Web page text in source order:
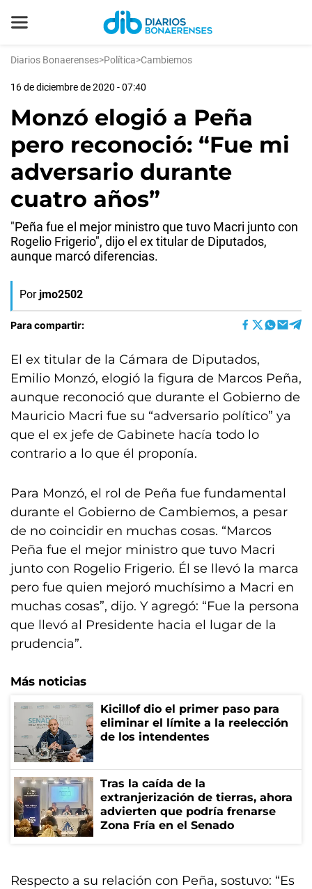
Diarios Bonaerenses>Política>Cambiemos
16 de diciembre de 2020 - 07:40
Monzó elogió a Peña
pero reconoció: “Fue mi
adversario durante
cuatro años”
"Peña fue el mejor ministro que tuvo Macri junto con
Rogelio Frigerio", dijo el ex titular de Diputados,
aunque marcó diferencias.
Por jmo2502
Para compartir:
El ex titular de la Cámara de Diputados,
Emilio Monzó, elogió la figura de Marcos Peña,
aunque reconoció que durante el Gobierno de
Mauricio Macri fue su “adversario político” ya
que el ex jefe de Gabinete hacía todo lo
contrario a lo que él proponía.
Para Monzó, el rol de Peña fue fundamental
durante el Gobierno de Cambiemos, a pesar
de no coincidir en muchas cosas. “Marcos
Peña fue el mejor ministro que tuvo Macri
junto con Rogelio Frigerio. Él se llevó la marca
pero fue quien mejoró muchísimo a Macri en
muchas cosas”, dijo. Y agregó: “Fue la persona
que llevó al Presidente hacia el lugar de la
prudencia”.
Más noticias
Kicillof dio el primer paso para
eliminar el límite a la reelección
de los intendentes
Tras la caída de la
extranjerización de tierras, ahora
advierten que podría frenarse
Zona Fría en el Senado
Respecto a su relación con Peña, sostuvo: “Es